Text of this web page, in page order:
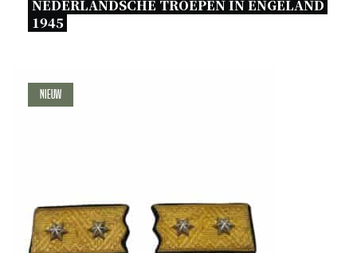
NEDERLANDSCHE TROEPEN IN ENGELAND
1945
Nieuw